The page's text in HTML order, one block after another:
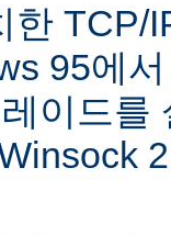
한 TCP/
95에
이드를